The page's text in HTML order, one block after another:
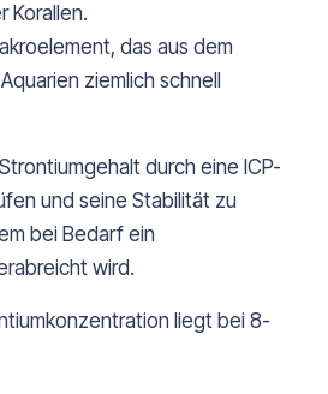
Korallen.
das aus dem
ziemlich schnell
durch eine ICP-
und seine Stabilität zu
bei Bedarf ein
wird.
liegt bei 8-